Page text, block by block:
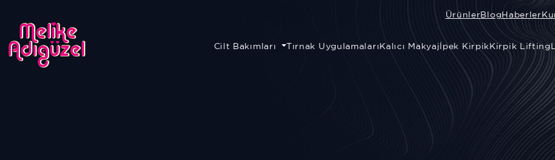
ÜrünlerBlog Haberler
Cilt Bakımları Tırnak Uygulamaları Kalıcı Makyaj İpek Kirpik Kirpik Lifting